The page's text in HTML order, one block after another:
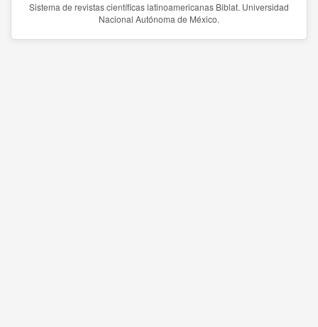
Sistema de revistas científicas latinoamericanas Biblat. Universidad
Nacional Autónoma de México.